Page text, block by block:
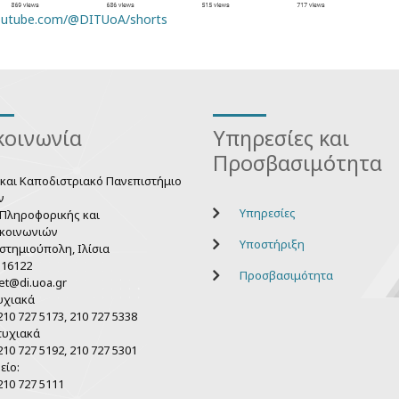
@DITUoA/shorts
Καποδιστριακό Πανεπιστήμιο
και
Ιλίσια
727 5173, 210 727 5338
727 5192, 210 727 5301
727 5111
Υπηρεσίες και
Προσβασιμότητα
Υπηρεσίες
Υποστήριξη
Προσβασιμότητα